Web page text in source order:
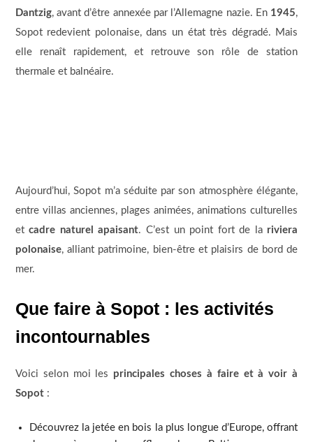
Dantzig, avant d’être annexée par l’Allemagne nazie. En 1945,
Sopot redevient polonaise, dans un état très dégradé. Mais
elle renaît rapidement, et retrouve son rôle de station
thermale et balnéaire.
Aujourd’hui, Sopot m’a séduite par son atmosphère élégante,
entre villas anciennes, plages animées, animations culturelles
etcadre naturel apaisant. C’est un point fort de la riviera
polonaise, alliant patrimoine, bien-être et plaisirs de bord de
mer.
Que faire à Sopot : les activités
incontournables
Voici selon moi les principales choses à faire et à voir à
Sopot:
Découvrez la jetée en bois la plus longue d’Europe, offrant